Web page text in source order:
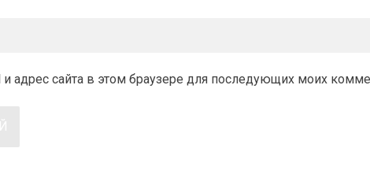
адрес сайта в этом браузере для последующих моих